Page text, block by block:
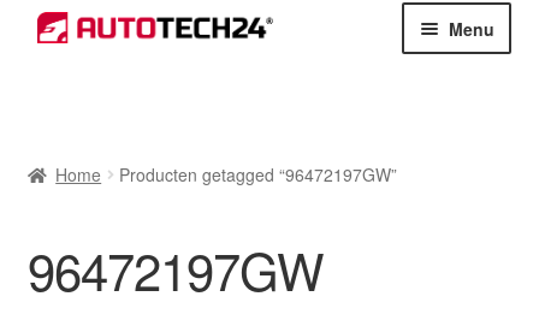
Skip
to
Skip
to
Menu
Betalingen
Home Producten getagged “96472197GW”
96472197GW